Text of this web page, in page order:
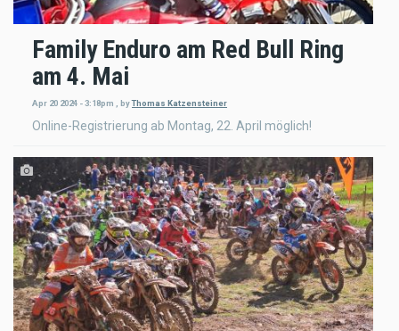
Family Enduro am Red Bull Ring
am 4. Mai
Apr 20 2024 - 3:18pm byThomas Katzensteiner
Online-Registrierung ab Montag, 22. April möglich!